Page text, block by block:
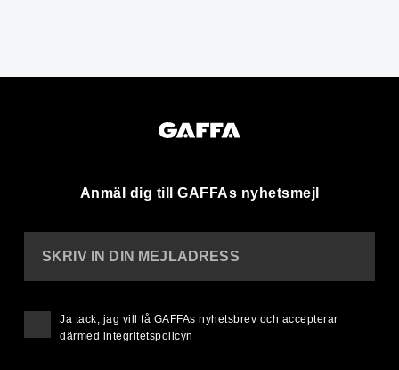
Anmäl dig till GAFFAs nyhetsmejl
SKRIV IN DIN MEJLADRESS
Ja tack, jag vill få GAFFAs nyhetsbrev och accepterar
därmed integritetspolicyn